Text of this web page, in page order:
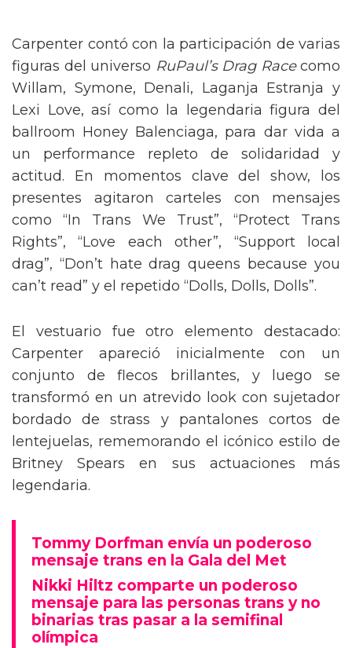
Carpenter contó con la participación de varias
figuras del universo RuPaul’s Drag Racecomo
Willam, Symone, Denali, Laganja Estranja y
Lexi Love, así como la legendaria figura del
ballroom Honey Balenciaga, para dar vida a
un performance repleto de solidaridad y
actitud. En momentos clave del show, los
presentes agitaron carteles con mensajes
como “In Trans We Trust”, “Protect Trans
Rights”, “Love each other”, “Support local
drag”, “Don’t hate drag queens because you
can’t read” y el repetido “Dolls, Dolls, Dolls”.
El vestuario fue otro elemento destacado:
Carpenter apareció inicialmente con un
conjunto de flecos brillantes, y luego se
transformó en un atrevido look con sujetador
bordado de strass y pantalones cortos de
lentejuelas, rememorando el icónico estilo de
Britney Spears en sus actuaciones más
legendaria.
Tommy Dorfman envía un poderoso
mensaje trans en la Gala del Met
Nikki Hiltz comparte un poderoso
mensaje para las personas trans y no
binarias tras pasar a la semifinal
olímpica